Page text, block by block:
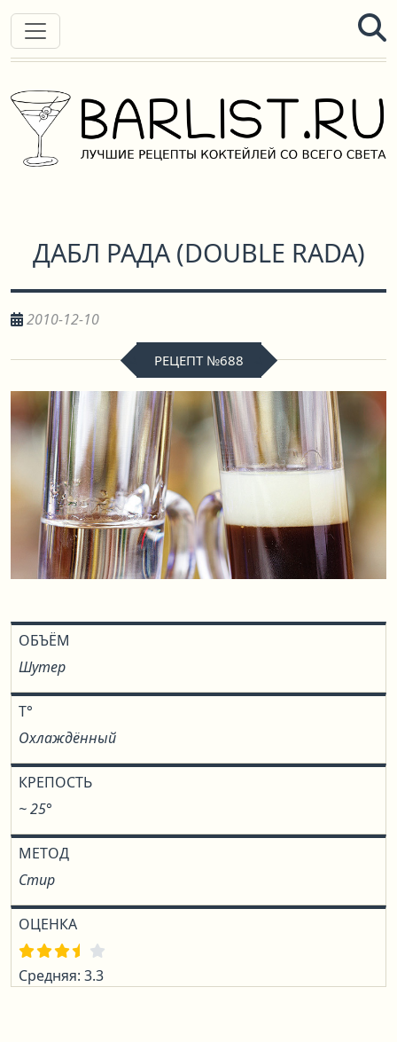
ДАБЛ РАДА(DOUBLE RADA)
2010-12-10
РЕЦЕПТ №688
ОБЪЁМ
Шутер
T°
Охлаждённый
КРЕПОСТЬ
~ 25°
МЕТОД
Стир
ОЦЕНКА
Средняя: 3.3